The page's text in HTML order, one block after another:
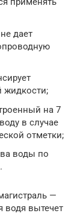
дает
жидкости;
на 7
в случае
отметки;
воды по
—
водя вытечет